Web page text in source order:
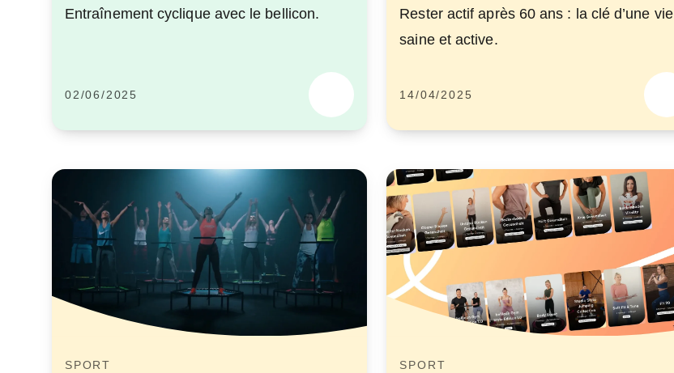
Entraînement cyclique avec le bellicon.
02/06/2025
Rester actif après 60 ans : la clé d’une vie
saine et active.
14/04/2025
SPORT SPORT